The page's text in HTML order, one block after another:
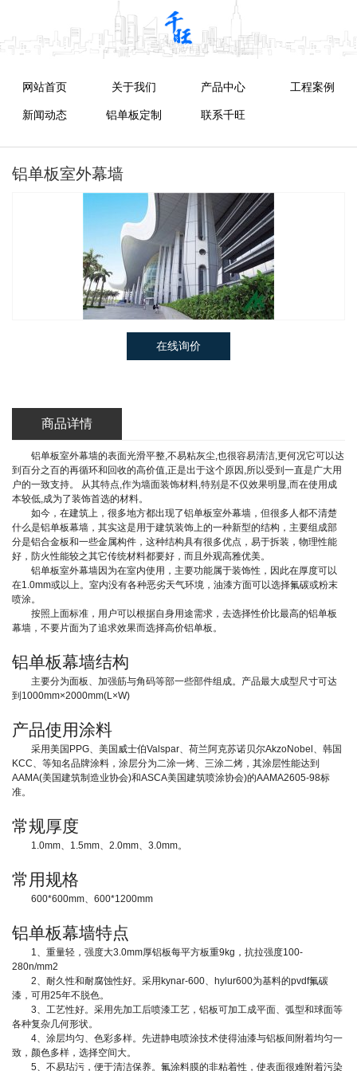
网站首页 关于我们 产品中心 工程案例
新闻动态 铝单板定制 联系千旺
铝单板室外幕墙
在线询价
商品详情
铝单板室外幕墙的表面光滑平整,不易粘灰尘,也很容易清洁,更何况它可以达
到百分之百的再循环和回收的高价值,正是出于这个原因,所以受到一直是广大用
户的一致支持。 从其特点,作为墙面装饰材料,特别是不仅效果明显,而在使用成
本较低,成为了装饰首选的材料。
如今，在建筑上，很多地方都出现了铝单板室外幕墙，但很多人都不清楚
什么是铝单板幕墙，其实这是用于建筑装饰上的一种新型的结构，主要组成部
分是铝合金板和一些金属构件，这种结构具有很多优点，易于拆装，物理性能
好，防火性能较之其它传统材料都要好，而且外观高雅优美。
铝单板室外幕墙因为在室内使用，主要功能属于装饰性，因此在厚度可以
在1.0mm或以上。室内没有各种恶劣天气环境，油漆方面可以选择氟碳或粉末
喷涂。
按照上面标准，用户可以根据自身用途需求，去选择性价比最高的铝单板
幕墙，不要片面为了追求效果而选择高价铝单板。
铝单板幕墙结构
主要分为面板、加强筋与角码等部一些部件组成。产品最大成型尺寸可达
到1000mm×2000mm(L×W)
产品使用涂料
采用美国PPG、美国威士伯Valspar、荷兰阿克苏诺贝尔AkzoNobel、韩国
KCC、等知名品牌涂料，涂层分为二涂一烤、三涂二烤，其涂层性能达到
AAMA(美国建筑制造业协会)和ASCA美国建筑喷涂协会)的AAMA2605-98标
准。
常规厚度
1.0mm、1.5mm、2.0mm、3.0mm。
常用规格
600*600mm、600*1200mm
铝单板幕墙特点
1、重量轻，强度大3.0mm厚铝板每平方板重9kg，抗拉强度100-
280n/mm2
2、耐久性和耐腐蚀性好。采用kynar-600、hylur600为基料的pvdf氟碳
漆，可用25年不脱色。
3、工艺性好。采用先加工后喷漆工艺，铝板可加工成平面、弧型和球面等
各种复杂几何形状。
4、涂层均匀、色彩多样。先进静电喷涂技术使得油漆与铝板间附着均匀一
致，颜色多样，选择空间大。
5、不易玷污，便于清洁保养。氟涂料膜的非粘着性，使表面很难附着污染